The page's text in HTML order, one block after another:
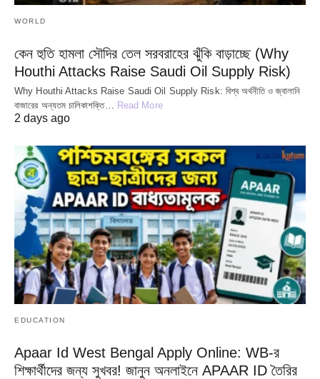
WORLD
কেন হুতি হামলা সৌদির তেল সরবরাহের ঝুঁকি বাড়াচ্ছে (Why
Houthi Attacks Raise Saudi Oil Supply Risk)
Why Houthi Attacks Raise Saudi Oil Supply Risk: বিশ্ব অর্থনীতি ও জ্বালানি
বাজারের অন্যতম চালিকাশক্তি… Read More
2 days ago
EDUCATION
Apaar Id West Bengal Apply Online: WB-র
শিক্ষার্থীদের জন্য সুখবর! জানুন অনলাইনে APAAR ID তৈরির